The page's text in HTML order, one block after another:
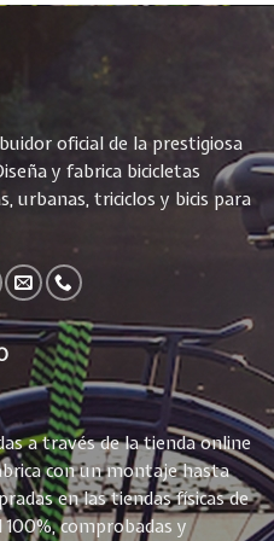
oficial de la prestigiosa
y fabrica bicicletas
urbanas, triciclos y bicis para
a través de la tienda online
con un montaje hasta
en las tiendas físicas de
comprobadas y